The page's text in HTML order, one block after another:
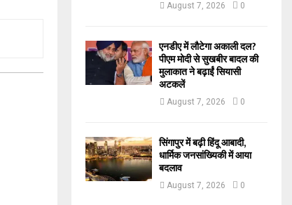
August 7, 2026 0
एनडीए में लौटेगा अकाली दल?
पीएम मोदी से सुखबीर बादल की
मुलाकात ने बढ़ाईं सियासी
अटकलें
August 7, 2026 0
सिंगापुर में बढ़ी हिंदू आबादी,
धार्मिक जनसांख्यिकी में आया
बदलाव
August 7, 2026 0